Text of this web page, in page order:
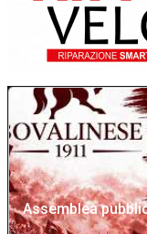
Assemblea